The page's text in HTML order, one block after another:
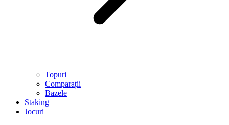
Topuri
Comparații
Bazele
Staking
Jocuri